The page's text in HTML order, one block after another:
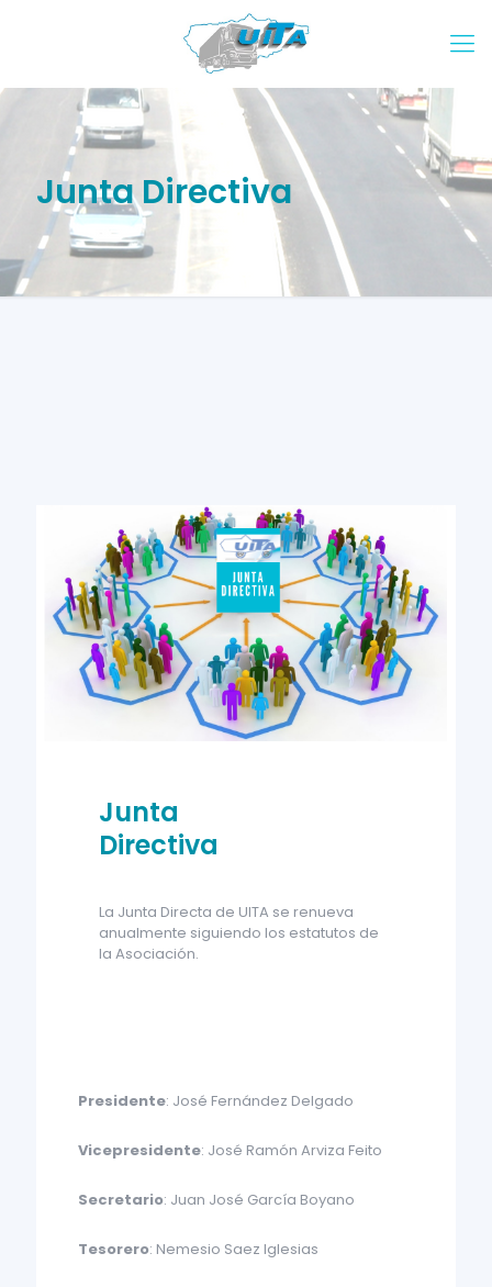
Junta Directiva
Junta
Directiva
La Junta Directa de UITA se renueva
anualmente siguiendo los estatutos de
la Asociación.
Presidente: José Fernández Delgado
Vicepresidente: José Ramón Arviza Feito
Secretario: Juan José García Boyano
Tesorero: Nemesio Saez Iglesias